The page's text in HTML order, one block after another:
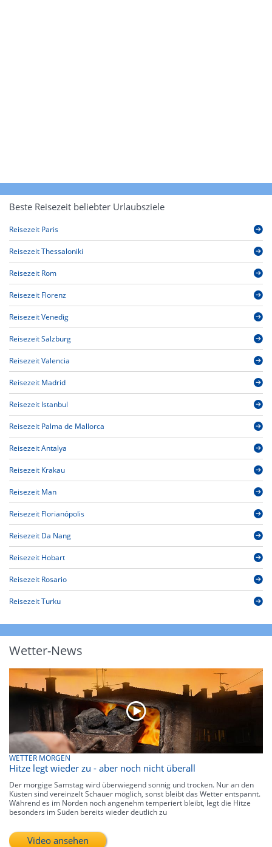
Beste Reisezeit beliebter Urlaubsziele
Reisezeit Paris
Reisezeit Thessaloniki
Reisezeit Rom
Reisezeit Florenz
Reisezeit Venedig
Reisezeit Salzburg
Reisezeit Valencia
Reisezeit Madrid
Reisezeit Istanbul
Reisezeit Palma de Mallorca
Reisezeit Antalya
Reisezeit Krakau
Reisezeit Man
Reisezeit Florianópolis
Reisezeit Da Nang
Reisezeit Hobart
Reisezeit Rosario
Reisezeit Turku
Wetter-News
WETTER MORGEN
Hitze legt wieder zu - aber noch nicht überall
Der morgige Samstag wird überwiegend sonnig und trocken. Nur an den
Küsten sind vereinzelt Schauer möglich, sonst bleibt das Wetter entspannt.
Während es im Norden noch angenehm temperiert bleibt, legt die Hitze
besonders im Süden bereits wieder deutlich zu
Video ansehen